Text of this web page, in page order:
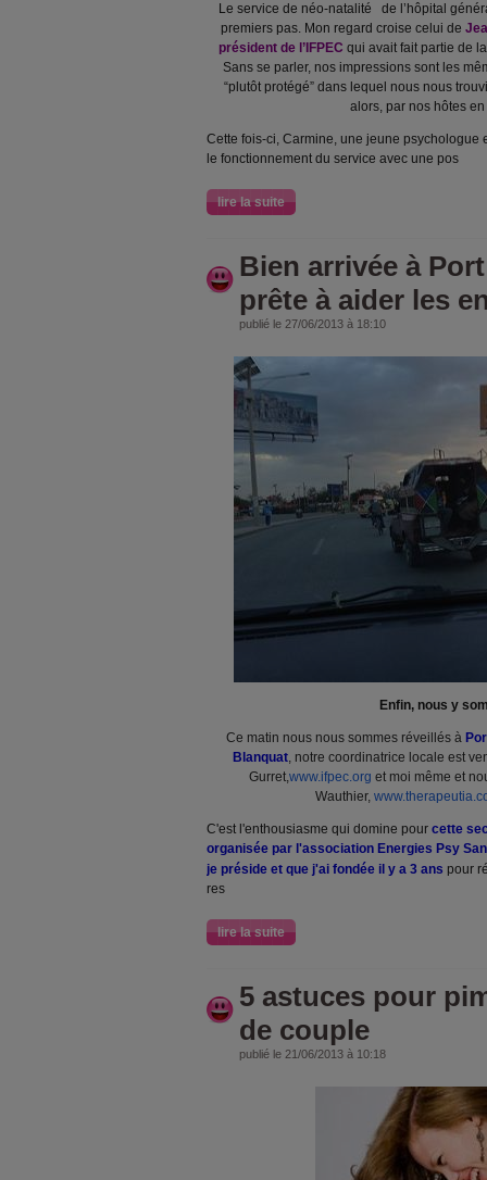
Le service de néo-natalité de l’hôpital
premiers pas. Mon regard croise celui de
président de l’IFPEC qui avait fait partie de
Sans se parler, nos impressions sont les
“plutôt protégé” dans lequel nous nous
alors, par nos hôtes
Cette fois-ci, Carmine, une jeune psychologue
le fonctionnement du service avec une pos
lire la suite
Bien arrivée à
prête à aider les
publié le 27/06/2013 à 18:10
Enfin, nous y
Ce matin nous nous sommes réveillés à
Blanquat, notre coordinatrice locale est
Gurret,www.ifpec.org et moi même et
Wauthier,
C'est l'enthousiasme qui domine pour cette
organisée par l'association Energies Psy
je préside et que j'ai fondée il y a 3 ans pour
res
lire la suite
5 astuces pour
de couple
publié le 21/06/2013 à 10:18